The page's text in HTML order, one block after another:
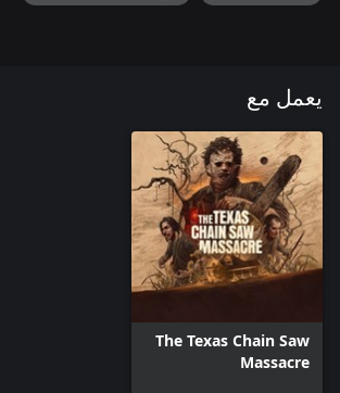
يعمل مع
The Texas Chain Saw
Massacre